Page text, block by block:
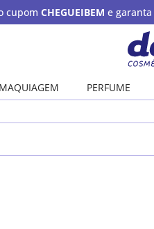
cupom CHEGUEIBEM e garanta
MAQUIAGEM PERFUME